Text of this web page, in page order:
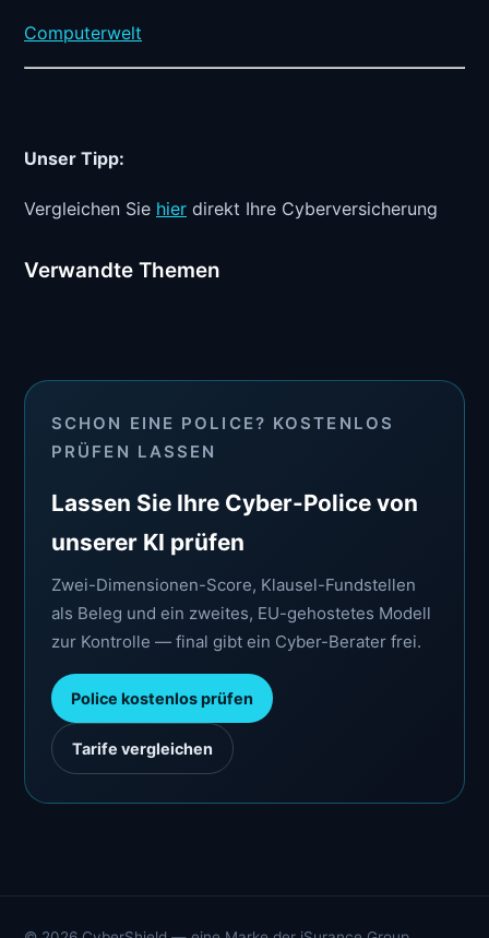
Computerwelt
Unser Tipp:
Vergleichen Sie hier direkt Ihre Cyberversicherung
Verwandte Themen
SCHON EINE POLICE? KOSTENLOS
PRÜFEN LASSEN
Lassen Sie Ihre Cyber-Police von
unserer KI prüfen
Zwei-Dimensionen-Score, Klausel-Fundstellen
als Beleg und ein zweites, EU-gehostetes Modell
zur Kontrolle — final gibt ein Cyber-Berater frei.
Police kostenlos prüfen
Tarife vergleichen